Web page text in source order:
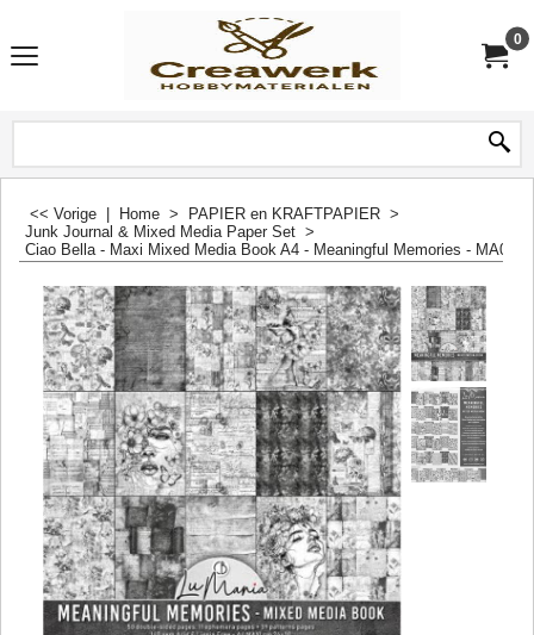
0
<< Vorige Home > PAPIER en KRAFTPAPIER >
Junk Journal & Mixed Media Paper Set >
Ciao Bella - Maxi Mixed Media Book A4 - Meaningful Memories - MA005